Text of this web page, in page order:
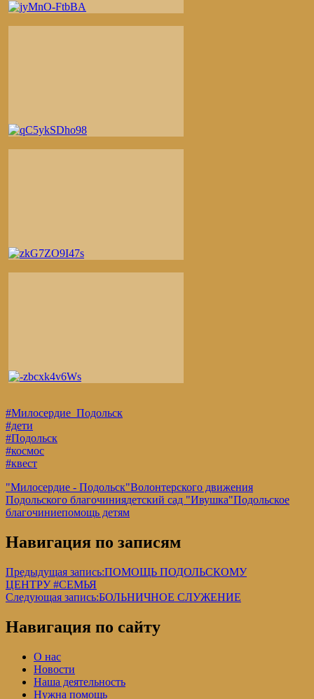
#Милосердие_Подольск
#дети
#Подольск
#космос
#квест
"Милосердие - Подольск"Волонтерского движения
Подольского благочиниядетский сад "Ивушка"Подольское
благочиниепомощь детям
Навигация по записям
Предыдущая запись:ПОМОЩЬ ПОДОЛЬСКОМУ
ЦЕНТРУ #СЕМЬЯ
Следующая запись:БОЛЬНИЧНОЕ СЛУЖЕНИЕ
Навигация по сайту
О нас
Новости
Наша деятельность
Нужна помощь